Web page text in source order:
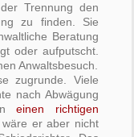
Trennung den
zu finden. Sie
Beratung
oder aufputscht.
Anwaltsbesuch.
zugrunde. Viele
nach Abwägung
einen richtigen
er aber nicht